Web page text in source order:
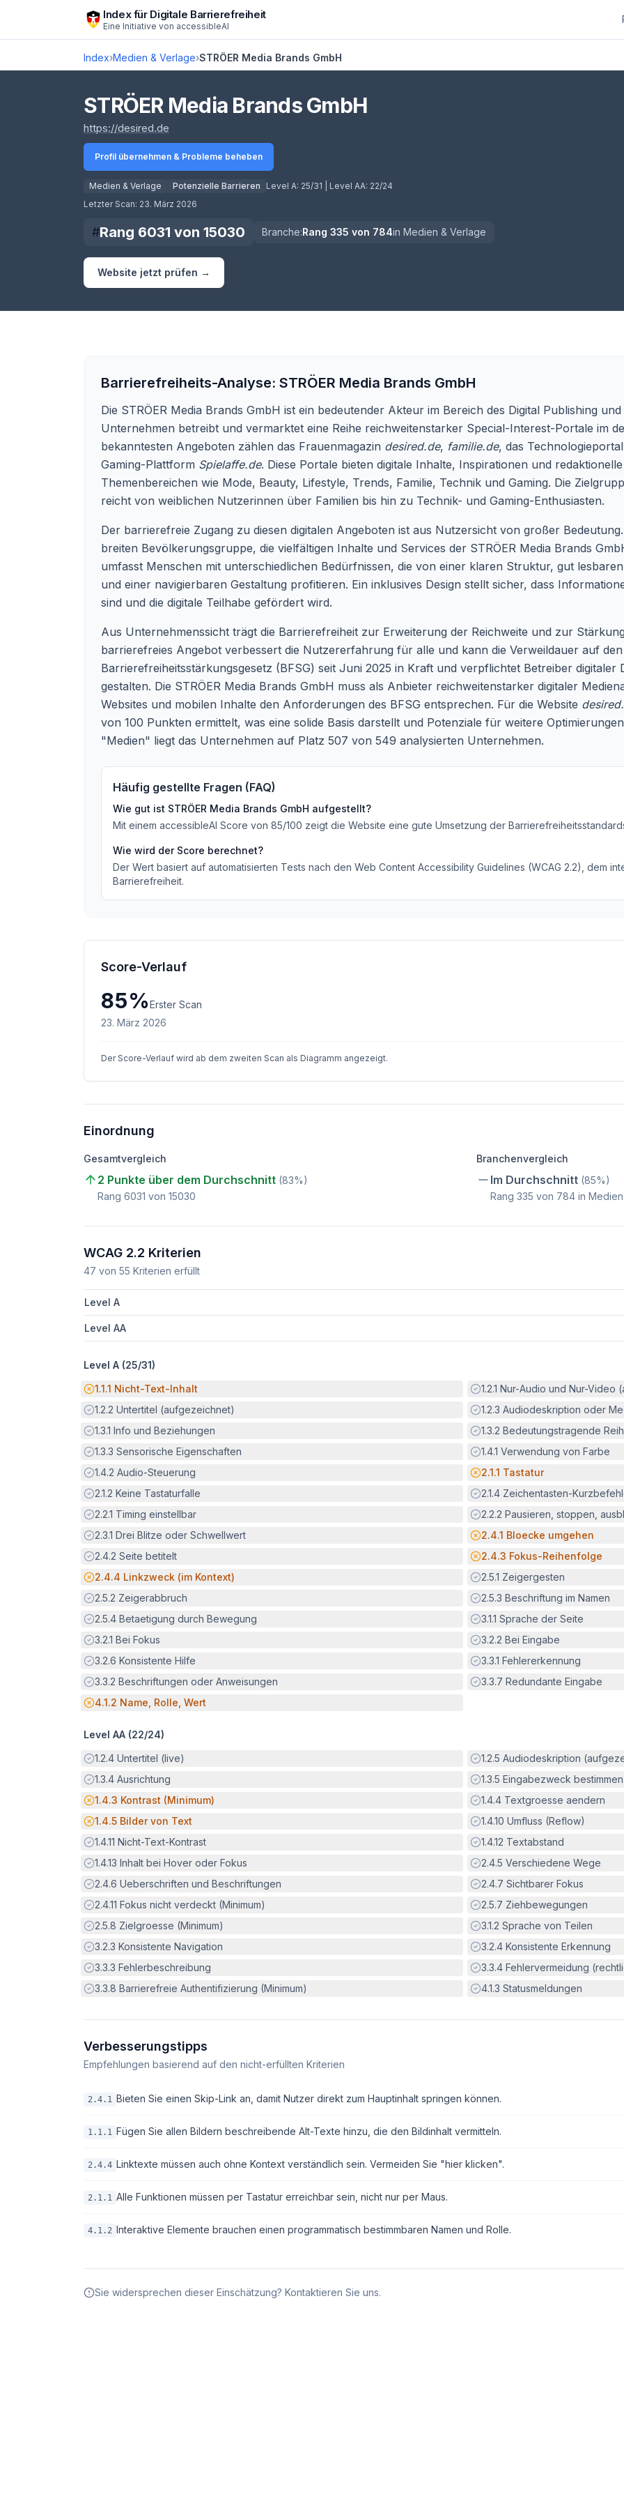
Zum Hauptinhalt springenIndex für Digitale Barrierefreiheit
Eine Initiative von accessibleAI
Index›Medien & Verlage›STRÖER Media Brands GmbH
Score lädt
STRÖER Media Brands GmbH
https://desired.de
Profil übernehmen & Probleme beheben
Medien & Verlage Potenzielle Barrieren Level A: 25/31 | Level AA: 22/24
Letzter Scan: 23. März 2026
#Rang 6031 von 15030 Branche:Rang 335 von 784in Medien & Verlage
Website jetzt prüfen →
Barrierefreiheits-Analyse: STRÖER Media Brands GmbH
Die STRÖER Media Brands GmbH ist ein bedeutender Akteur im Bereich des Digital Publishing
Unternehmen betreibt und vermarktet eine Reihe reichweitenstarker Special-Interest-Portale im
bekanntesten Angeboten zählen das Frauenmagazin desired.de, familie.de, das Technologieportal
Gaming-Plattform Spielaffe.de. Diese Portale bieten digitale Inhalte, Inspirationen und
Themenbereichen wie Mode, Beauty, Lifestyle, Trends, Familie, Technik und Gaming. Die
reicht von weiblichen Nutzerinnen über Familien bis hin zu Technik- und Gaming-Enthusiasten.
Der barrierefreie Zugang zu diesen digitalen Angeboten ist aus Nutzersicht von großer
breiten Bevölkerungsgruppe, die vielfältigen Inhalte und Services der STRÖER Media Brands
umfasst Menschen mit unterschiedlichen Bedürfnissen, die von einer klaren Struktur, gut
und einer navigierbaren Gestaltung profitieren. Ein inklusives Design stellt sicher, dass
sind und die digitale Teilhabe gefördert wird.
Aus Unternehmenssicht trägt die Barrierefreiheit zur Erweiterung der Reichweite und zur
barrierefreies Angebot verbessert die Nutzererfahrung für alle und kann die Verweildauer auf
Barrierefreiheitsstärkungsgesetz (BFSG) seit Juni 2025 in Kraft und verpflichtet Betreiber
gestalten. Die STRÖER Media Brands GmbH muss als Anbieter reichweitenstarker digitaler
Websites und mobilen Inhalte den Anforderungen des BFSG entsprechen. Für die Website
von 100 Punkten ermittelt, was eine solide Basis darstellt und Potenziale für weitere
"Medien" liegt das Unternehmen auf Platz 507 von 549 analysierten Unternehmen.
Häufig gestellte Fragen (FAQ)
Wie gut ist STRÖER Media Brands GmbH aufgestellt?
Mit einem accessibleAI Score von 85/100 zeigt die Website eine gute Umsetzung der
Wie wird der Score berechnet?
Der Wert basiert auf automatisierten Tests nach den Web Content Accessibility Guidelines (WCAG 2.2), dem
Barrierefreiheit.
Score-Verlauf
85%Erster Scan
23. März 2026
Der Score-Verlauf wird ab dem zweiten Scan als Diagramm angezeigt.
Einordnung
Gesamtvergleich
2 Punkte über dem Durchschnitt (83%)
Rang 6031 von 15030
Branchenvergleich
Im Durchschnitt (85%)
Rang 335 von 784 in
WCAG 2.2 Kriterien
47 von 55 Kriterien erfüllt
Level A
Level AA
Level A (25/31)
Potenzielle Barriere:
1.1.1 Nicht-Text-Inhalt Erfüllt:
1.2.1 Nur-Audio und Nur-Video
Erfüllt:
1.2.2 Untertitel (aufgezeichnet) Erfüllt:
1.2.3 Audiodeskription oder
Erfüllt:
1.3.1 Info und Beziehungen Erfüllt:
1.3.2 Bedeutungstragende
Erfüllt:
1.3.3 Sensorische Eigenschaften Erfüllt:
1.4.1 Verwendung von Farbe
Erfüllt:
1.4.2 Audio-Steuerung Potenzielle Barriere:
2.1.1 Tastatur
Erfüllt:
2.1.2 Keine Tastaturfalle Erfüllt:
2.1.4 Zeichentasten-
Erfüllt:
2.2.1 Timing einstellbar Erfüllt:
2.2.2 Pausieren, stoppen,
Erfüllt:
2.3.1 Drei Blitze oder Schwellwert Potenzielle Barriere:
2.4.1 Bloecke umgehen
Erfüllt:
2.4.2 Seite betitelt Potenzielle Barriere:
2.4.3 Fokus-Reihenfolge
Potenzielle Barriere:
2.4.4 Linkzweck (im Kontext) Erfüllt:
2.5.1 Zeigergesten
Erfüllt:
2.5.2 Zeigerabbruch Erfüllt:
2.5.3 Beschriftung im Namen
Erfüllt:
2.5.4 Betaetigung durch Bewegung Erfüllt:
3.1.1 Sprache der Seite
Erfüllt:
3.2.1 Bei Fokus Erfüllt:
3.2.2 Bei Eingabe
Erfüllt:
3.2.6 Konsistente Hilfe Erfüllt:
3.3.1 Fehlererkennung
Erfüllt:
3.3.2 Beschriftungen oder Anweisungen Erfüllt:
3.3.7 Redundante Eingabe
Potenzielle Barriere:
4.1.2 Name, Rolle, Wert
Level AA (22/24)
Erfüllt:
1.2.4 Untertitel (live) Erfüllt:
1.2.5 Audiodeskription
Erfüllt:
1.3.4 Ausrichtung Erfüllt:
1.3.5 Eingabezweck bestimmen
Potenzielle Barriere:
1.4.3 Kontrast (Minimum) Erfüllt:
1.4.4 Textgroesse aendern
Potenzielle Barriere:
1.4.5 Bilder von Text Erfüllt:
1.4.10 Umfluss (Reflow)
Erfüllt:
1.4.11 Nicht-Text-Kontrast Erfüllt:
1.4.12 Textabstand
Erfüllt:
1.4.13 Inhalt bei Hover oder Fokus Erfüllt:
2.4.5 Verschiedene Wege
Erfüllt:
2.4.6 Ueberschriften und Beschriftungen Erfüllt:
2.4.7 Sichtbarer Fokus
Erfüllt:
2.4.11 Fokus nicht verdeckt (Minimum) Erfüllt:
2.5.7 Ziehbewegungen
Erfüllt:
2.5.8 Zielgroesse (Minimum) Erfüllt:
3.1.2 Sprache von Teilen
Erfüllt:
3.2.3 Konsistente Navigation Erfüllt:
3.2.4 Konsistente Erkennung
Erfüllt:
3.3.3 Fehlerbeschreibung Erfüllt:
3.3.4 Fehlervermeidung
Erfüllt:
3.3.8 Barrierefreie Authentifizierung (Minimum) Erfüllt:
4.1.3 Statusmeldungen
Verbesserungstipps
Empfehlungen basierend auf den nicht-erfüllten Kriterien
2.4.1 Bieten Sie einen Skip-Link an, damit Nutzer direkt zum Hauptinhalt springen können.
1.1.1 Fügen Sie allen Bildern beschreibende Alt-Texte hinzu, die den Bildinhalt vermitteln.
2.4.4 Linktexte müssen auch ohne Kontext verständlich sein. Vermeiden Sie "hier klicken".
2.1.1 Alle Funktionen müssen per Tastatur erreichbar sein, nicht nur per Maus.
4.1.2 Interaktive Elemente brauchen einen programmatisch bestimmbaren Namen und Rolle.
Sie widersprechen dieser Einschätzung? Kontaktieren Sie uns.